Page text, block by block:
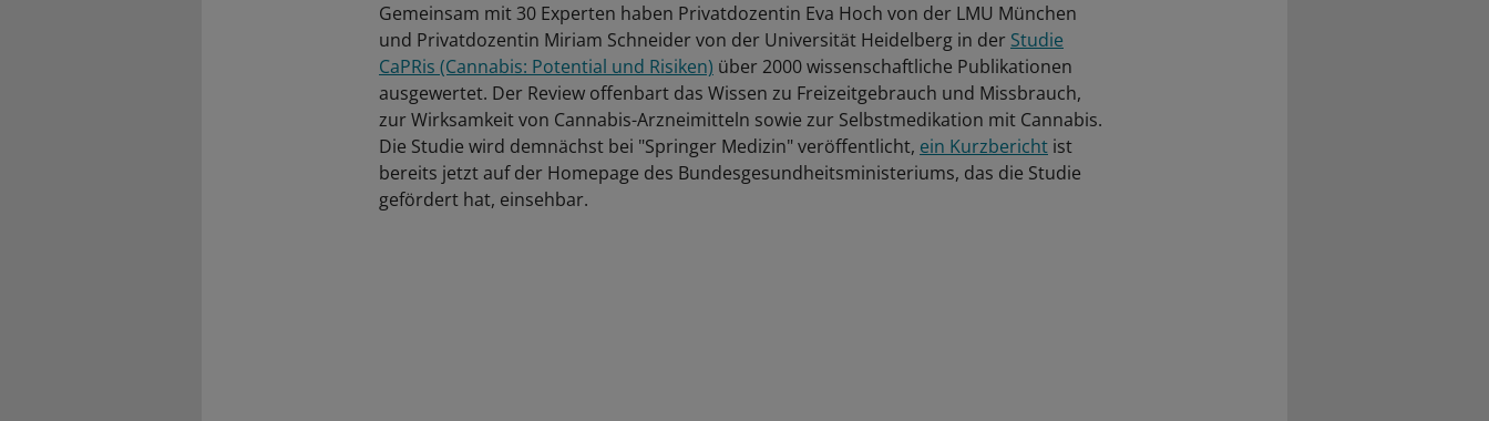
Gemeinsam mit 30 Experten haben Privatdozentin Eva Hoch von der LMU München
und Privatdozentin Miriam Schneider von der Universität Heidelberg in der Studie
CaPRis (Cannabis: Potential und Risiken) über 2000 wissenschaftliche Publikationen
ausgewertet. Der Review offenbart das Wissen zu Freizeitgebrauch und Missbrauch,
zur Wirksamkeit von Cannabis-Arzneimitteln sowie zur Selbstmedikation mit Cannabis.
Die Studie wird demnächst bei "Springer Medizin" veröffentlicht, ein Kurzbericht ist
bereits jetzt auf der Homepage des Bundesgesundheitsministeriums, das die Studie
gefördert hat, einsehbar.